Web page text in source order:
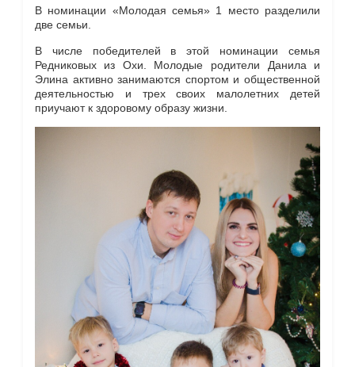
В номинации «Молодая семья» 1 место разделили
две семьи.
В числе победителей в этой номинации семья
Редниковых из Охи. Молодые родители Данила и
Элина активно занимаются спортом и общественной
деятельностью и трех своих малолетних детей
приучают к здоровому образу жизни.